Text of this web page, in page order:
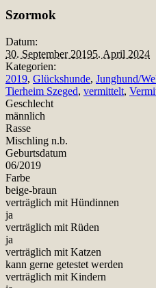
Szormok
Datum:
30. September 20195. April 2024
Kategorien:
2019, Glückshunde, Junghund/
Tierheim Szeged, vermittelt,
Geschlecht
männlich
Rasse
Mischling n.b.
Geburtsdatum
06/2019
Farbe
beige-braun
verträglich mit Hündinnen
ja
verträglich mit Rüden
ja
verträglich mit Katzen
kann gerne getestet werden
verträglich mit Kindern